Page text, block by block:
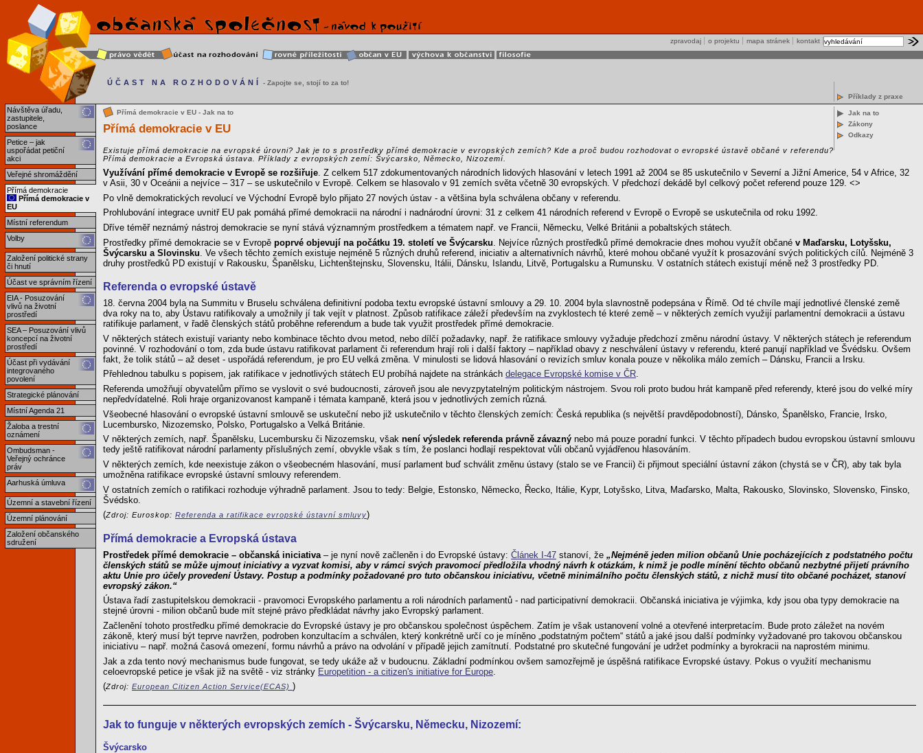
kontakt
mapa stránek
o projektu
zpravodaj
Návštěva úřadu,
zastupitele,
poslance
Petice – jak
uspořádat petiční
akci
Veřejné shromáždění
Přímá demokracie
Přímá demokracie v
EU
Místní referendum
Volby
Založení politické strany
či hnutí
Účast ve správním řízení
EIA - Posuzování
vlivů na životní
prostředí
SEA – Posuzování vlivů
koncepcí na životní
prostředí
Účast při vydávání
integrovaného
povolení
Strategické plánování
Místní Agenda 21
Žaloba a trestní
oznámení
Ombudsman -
Veřejný ochránce
práv
Aarhuská úmluva
Územní a stavební řízení
Územní plánování
Založení občanského
sdružení
ÚČAST NA ROZHODOVÁNÍ
- Zapojte se, stojí to za to!
Příklady z praxe
Jak na to
Zákony
Odkazy
Přímá demokracie v EU - Jak na to
Přímá demokracie v EU
Existuje přímá demokracie na evropské úrovni? Jak je to s prostředky přímé demokracie v evropských zemích? Kde a proč budou rozhodovat o evropské ústavě občané v referendu?
Přímá demokracie a Evropská ústava. Příklady z evropských zemí: Švýcarsko, Německo, Nizozemí.
Využívání přímé demokracie v Evropě se rozšiřuje. Z celkem 517 zdokumentovaných národních lidových hlasování v letech 1991 až 2004 se 85 uskutečnilo v Severní a Jižní Americe, 54 v Africe, 32
v Asii, 30 v Oceánii a nejvíce – 317 – se uskutečnilo v Evropě. Celkem se hlasovalo v 91 zemích světa včetně 30 evropských. V předchozí dekádě byl celkový počet referend pouze 129. <>
Po vlně demokratických revolucí ve Východní Evropě bylo přijato 27 nových ústav - a většina byla schválena občany v referendu.
Prohlubování integrace uvnitř EU pak pomáhá přímé demokracii na národní i nadnárodní úrovni: 31 z celkem 41 národních referend v Evropě o Evropě se uskutečnila od roku 1992.
Dříve téměř neznámý nástroj demokracie se nyní stává významným prostředkem a tématem např. ve Francii, Německu, Velké Británii a pobaltských státech.
Prostředky přímé demokracie se v Evropě poprvé objevují na počátku 19. století ve Švýcarsku . Nejvíce různých prostředků přímé demokracie dnes mohou využít občané v Maďarsku, Lotyšsku,
Švýcarsku a Slovinsku . Ve všech těchto zemích existuje nejméně 5 různých druhů referend, iniciativ a alternativních návrhů, které mohou občané využít k prosazování svých politických cílů. Nejméně 3
druhy prostředků PD existují v Rakousku, Španělsku, Lichtenštejnsku, Slovensku, Itálii, Dánsku, Islandu, Litvě, Portugalsku a Rumunsku. V ostatních státech existují méně než 3 prostředky PD.
Referenda o evropské ústavě
18. června 2004 byla na Summitu v Bruselu schválena definitivní podoba textu evropské ústavní smlouvy a 29. 10. 2004 byla slavnostně podepsána v Římě. Od té chvíle mají jednotlivé členské země
dva roky na to, aby Ústavu ratifikovaly a umožnily jí tak vejít v platnost. Způsob ratifikace záleží především na zvyklostech té které země – v některých zemích využijí parlamentní demokracii a ústavu
ratifikuje parlament, v řadě členských států proběhne referendum a bude tak využit prostředek přímé demokracie.
V některých státech existují varianty nebo kombinace těchto dvou metod, nebo dílčí požadavky, např. že ratifikace smlouvy vyžaduje předchozí změnu národní ústavy. V některých státech je referendum
povinné. V rozhodování o tom, zda bude ústavu ratifikovat parlament či referendum hrají roli i další faktory – například obavy z neschválení ústavy v referendu, které panují například ve Švédsku. Ovšem
fakt, že tolik států – až deset - uspořádá referendum, je pro EU velká změna. V minulosti se lidová hlasování o revizích smluv konala pouze v několika málo zemích – Dánsku, Francii a Irsku.
Přehlednou tabulku s popisem, jak ratifikace v jednotlivých státech EU probíhá najdete na stránkách delegace Evropské komise v ČR.
Referenda umožňují obyvatelům přímo se vyslovit o své budoucnosti, zároveň jsou ale nevyzpytatelným politickým nástrojem. Svou roli proto budou hrát kampaně před referendy, které jsou do velké míry
nepředvídatelné. Roli hraje organizovanost kampaně i témata kampaně, která jsou v jednotlivých zemích různá.
Všeobecné hlasování o evropské ústavní smlouvě se uskuteční nebo již uskutečnilo v těchto členských zemích: Česká republika (s největší pravděpodobností), Dánsko, Španělsko, Francie, Irsko,
Lucembursko, Nizozemsko, Polsko, Portugalsko a Velká Británie.
V některých zemích, např. Španělsku, Lucembursku či Nizozemsku, však není výsledek referenda právně závazný nebo má pouze poradní funkci. V těchto případech budou evropskou ústavní smlouvu
tedy ještě ratifikovat národní parlamenty příslušných zemí, obvykle však s tím, že poslanci hodlají respektovat vůli občanů vyjádřenou hlasováním.
V některých zemích, kde neexistuje zákon o všeobecném hlasování, musí parlament buď schválit změnu ústavy (stalo se ve Francii) či přijmout speciální ústavní zákon (chystá se v ČR), aby tak byla
umožněna ratifikace evropské ústavní smlouvy referendem.
V ostatních zemích o ratifikaci rozhoduje výhradně parlament. Jsou to tedy: Belgie, Estonsko, Německo, Řecko, Itálie, Kypr, Lotyšsko, Litva, Maďarsko, Malta, Rakousko, Slovinsko, Slovensko, Finsko,
Švédsko.
(Zdroj: Euroskop: Referenda a ratifikace evropské ústavní smluvy)
Přímá demokracie a Evropská ústava
Prostředek přímé demokracie – občanská iniciativa – je nyní nově začleněn i do Evropské ústavy: Článek I-47 stanoví, že „Nejméně jeden milion občanů Unie pocházejících z podstatného počtu
členských států se může ujmout iniciativy a vyzvat komisi, aby v rámci svých pravomocí předložila vhodný návrh k otázkám, k nimž je podle mínění těchto občanů nezbytné přijetí právního
aktu Unie pro účely provedení Ústavy. Postup a podmínky požadované pro tuto občanskou iniciativu, včetně minimálního počtu členských států, z nichž musí tito občané pocházet, stanoví
evropský zákon.“
Ústava řadí zastupitelskou demokracii - pravomoci Evropského parlamentu a roli národních parlamentů - nad participativní demokracii. Občanská iniciativa je výjimka, kdy jsou oba typy demokracie na
stejné úrovni - milion občanů bude mít stejné právo předkládat návrhy jako Evropský parlament.
Začlenění tohoto prostředku přímé demokracie do Evropské ústavy je pro občanskou společnost úspěchem. Zatím je však ustanovení volné a otevřené interpretacím. Bude proto záležet na novém
zákoně, který musí být teprve navržen, podroben konzultacím a schválen, který konkrétně určí co je míněno „podstatným počtem“ států a jaké jsou další podmínky vyžadované pro takovou občanskou
iniciativu – např. možná časová omezení, formu návrhů a právo na odvolání v případě jejich zamítnutí. Podstatné pro skutečné fungování je udržet podmínky a byrokracii na naprostém minimu.
Jak a zda tento nový mechanismus bude fungovat, se tedy ukáže až v budoucnu. Základní podmínkou ovšem samozřejmě je úspěšná ratifikace Evropské ústavy. Pokus o využití mechanismu
celoevropské petice je však již na světě - viz stránky Europetition - a citizen's initiative for Europe
(Zdroj: European Citizen Action Service(ECAS) )
Jak to funguje v některých evropských zemích - Švýcarsku, Německu, Nizozemí:
Švýcarsko